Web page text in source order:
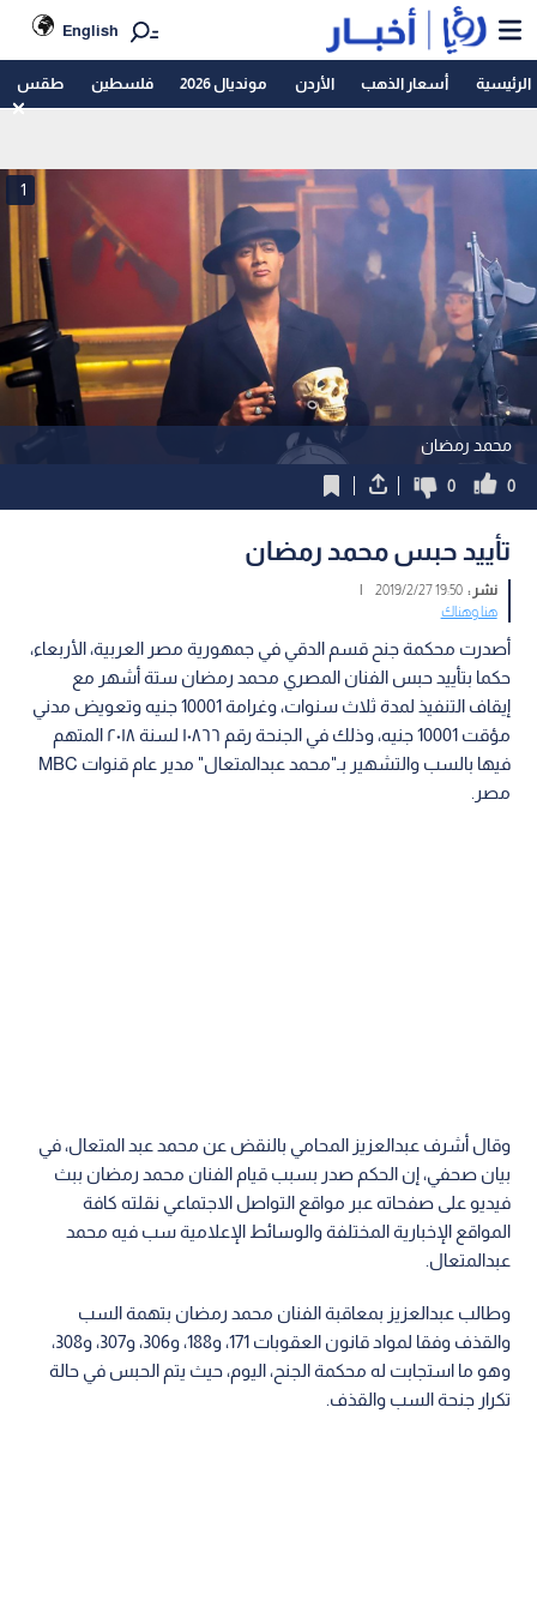
English
الرئيسية أسعار الذهب الأردن مونديال 2026 فلسطين طقس
محمد رمضان
1
0
0
تأييد حبس محمد رمضان
نشر :19:50 2019/2/27
|
هنا وهناك
أصدرت محكمة جنح قسم الدقي في جمهورية مصر العربية، الأربعاء،
حكما بتأييد حبس الفنان المصري محمد رمضان ستة أشهر مع
إيقاف التنفيذ لمدة ثلاث سنوات، وغرامة 10001 جنيه وتعويض مدني
مؤقت 10001 جنيه، وذلك في الجنحة رقم ١٠٨٦٦ لسنة ٢٠١٨ المتهم
فيها بالسب والتشهير بـ"محمد عبدالمتعال" مدير عام قنوات MBC
مصر.
وقال أشرف عبدالعزيز المحامي بالنقض عن محمد عبد المتعال، في
بيان صحفي، إن الحكم صدر بسبب قيام الفنان محمد رمضان ببث
فيديو على صفحاته عبر مواقع التواصل الاجتماعي نقلته كافة
المواقع الإخبارية المختلفة والوسائط الإعلامية سب فيه محمد
عبدالمتعال.
وطالب عبدالعزيز بمعاقبة الفنان محمد رمضان بتهمة السب
والقذف وفقا لمواد قانون العقوبات 171، و188، و306، و307، و308،
وهو ما استجابت له محكمة الجنح، اليوم، حيث يتم الحبس في حالة
تكرار جنحة السب والقذف.